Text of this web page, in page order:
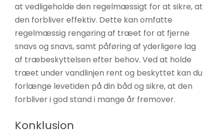
at vedligeholde den regelmæssigt for at sikre, at
den forbliver effektiv. Dette kan omfatte
regelmæssig rengøring af træet for at fjerne
snavs og snavs, samt påføring af yderligere lag
af træbeskyttelsen efter behov. Ved at holde
træet under vandlinjen rent og beskyttet kan du
forlænge levetiden på din båd og sikre, at den
forbliver i god stand i mange år fremover.
Konklusion